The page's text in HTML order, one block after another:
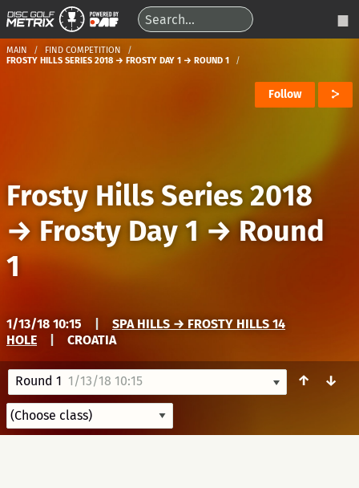
MAIN
FIND COMPETITION
FROSTY HILLS SERIES 2018 → FROSTY DAY 1 → ROUND 1
Follow
Frosty Hills Series 2018
→ Frosty Day 1 →Round
1
1/13/18 10:15
SPA HILLS → FROSTY HILLS 14
HOLE
CROATIA
Round 1 1/13/18 10:15 ↑ ↓